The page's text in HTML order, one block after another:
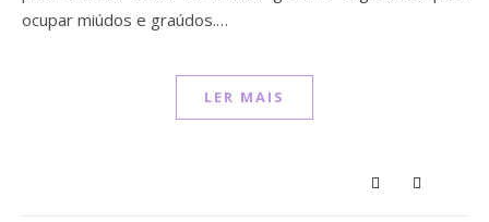
ocupar miúdos e graúdos.…
LER MAIS